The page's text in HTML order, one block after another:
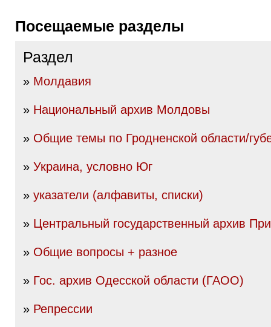
Посещаемые разделы
Раздел
» Молдавия
» Национальный архив Молдовы
» Общие темы по Гродненской области/
» Украина, условно Юг
» указатели (алфавиты, списки)
» Центральный государственный архив
» Общие вопросы + разное
» Гос. архив Одесской области (ГАОО)
» Репрессии